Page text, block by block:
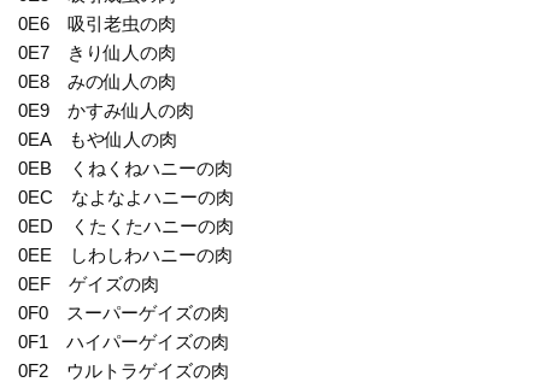
0E6 吸引老虫の肉
0E7 きり仙人の肉
0E8 みの仙人の肉
0E9 かすみ仙人の肉
0EA もや仙人の肉
0EB くねくねハニーの肉
0EC なよなよハニーの肉
0ED くたくたハニーの肉
0EE しわしわハニーの肉
0EF ゲイズの肉
0F0 スーパーゲイズの肉
0F1 ハイパーゲイズの肉
0F2 ウルトラゲイズの肉